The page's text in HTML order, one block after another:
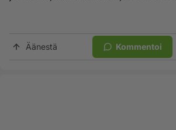
Äänestä Kommentoi